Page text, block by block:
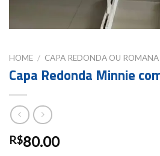
HOME / CAPA REDONDA OU ROMANA
Capa Redonda Minnie
R$80.00